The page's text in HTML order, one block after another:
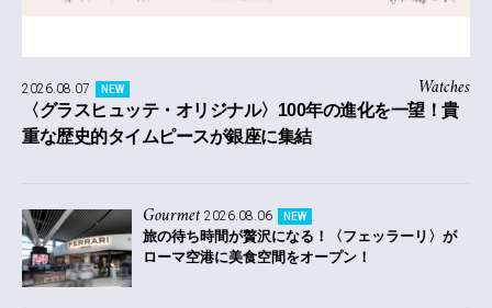
Watches
2026.08.07 NEW
〈グラスヒュッテ・オリジナル〉100年の進化を一望！貴
重な歴史的タイムピースが銀座に集結
Gourmet 2026.08.06 NEW
旅の待ち時間が贅沢になる！〈フェッラーリ〉が
ローマ空港に美食空間をオープン！